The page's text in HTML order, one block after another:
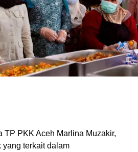
TP PKK Aceh Marlina Muzakir,
yang terkait dalam